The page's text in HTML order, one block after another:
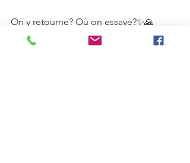
On y retourne? Où on essaye?✨🙏
Amicalement et Yogiquement,